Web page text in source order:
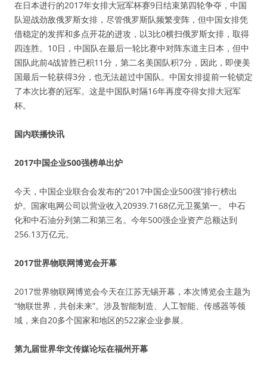
在日本进行的2017年女排大冠军杯赛9日结束第四轮争夺，中国
队迎战劲敌俄罗斯女排，尽管俄罗斯队频繁变阵，但中国女排凭
借稳定的发挥和多点开花的进攻，以3比0横扫俄罗斯女排，取得
四连胜。10日，中国队在最后一轮比赛中对阵东道主日本，但中
国队此前4战皆胜已积11分，第二名美国队积7分，因此，即便美
国最后一轮获得3分，也无法超过中国队。中国女排提前一轮锁定
了本次比赛的冠军。这是中国队时隔16年再度夺得女排大冠军
杯。
国内联播快讯
2017中国企业500强榜单出炉
今天，中国企业联合会发布的“2017中国企业500强”排行榜出
炉。国家电网公司以营业收入20939.7168亿元卫冕第一。 中石
化和中石油分列第二和第三名。今年500强企业资产总额达到
256.13万亿元。
2017世界物联网博览会开幕
2017世界物联网博览会今天在江苏无锡开幕，本次博览会主题为
“物联世界，共创未来”。涉及智能制造、人工智能、传感器等领
域，来自20多个国家和地区的522家企业参展。
第九届世界华文传媒论坛在福州开幕